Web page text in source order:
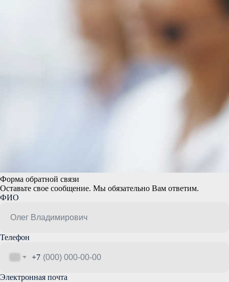
Форма обратной связи
Оставьте свое сообщение. Мы обязательно Вам ответим.
ФИО
Телефон
+7
Электронная почта